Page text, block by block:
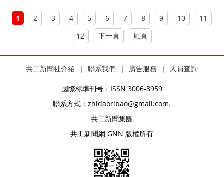
1 2 3 4 5 6 7 8 9 10
11
12
下一頁 尾頁
共工新聞社介紹 | 聯系我們 | 廣告服務 | 人員查詢
國際标準刊号：ISSN 3006-8959
聯系方式：zhidaoribao@gmail.com.
共工新聞集團
共工新聞網 GNN 版權所有